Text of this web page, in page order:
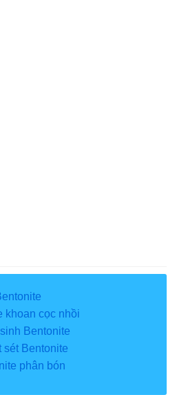
khoan cọc nhồi
Bentonite
sét Bentonite
phân bón